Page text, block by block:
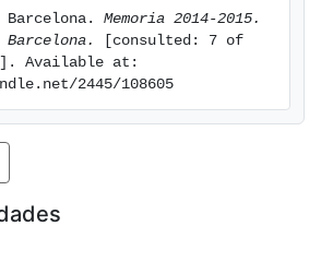
Memoria 2014-2015.
[consulted: 7 of
Available at:
2445/108605